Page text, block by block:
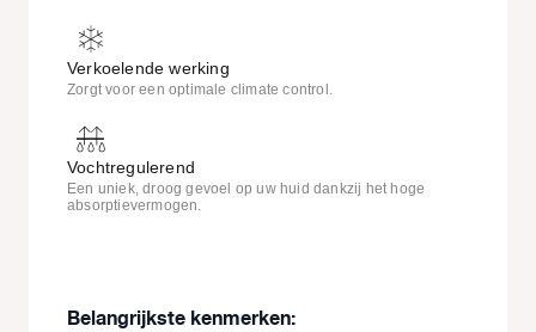
Verkoelende werking
Zorgt voor een optimale climate control.
Vochtregulerend
Een uniek, droog gevoel op uw huid dankzij het hoge
absorptievermogen.
Belangrijkste kenmerken: